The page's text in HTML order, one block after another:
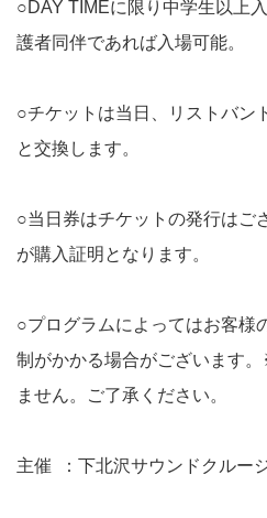
○DAY TIMEに限り中学生以上
護者同伴であれば入場可能。
○チケットは当日、リストバン
と交換します。
○当日券はチケットの発行はご
が購入証明となります。
○プログラムによってはお客様
制がかかる場合がございます
ません。ご了承ください。
主催 ：下北沢サウンドクルー